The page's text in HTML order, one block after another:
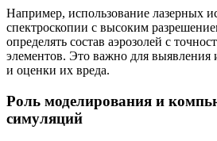
Например, использование лазерных
спектроскопии с высоким
определять состав аэрозолей с
элементов. Это важно для выявления
и оценки их вреда.
Роль моделирования и
симуляций